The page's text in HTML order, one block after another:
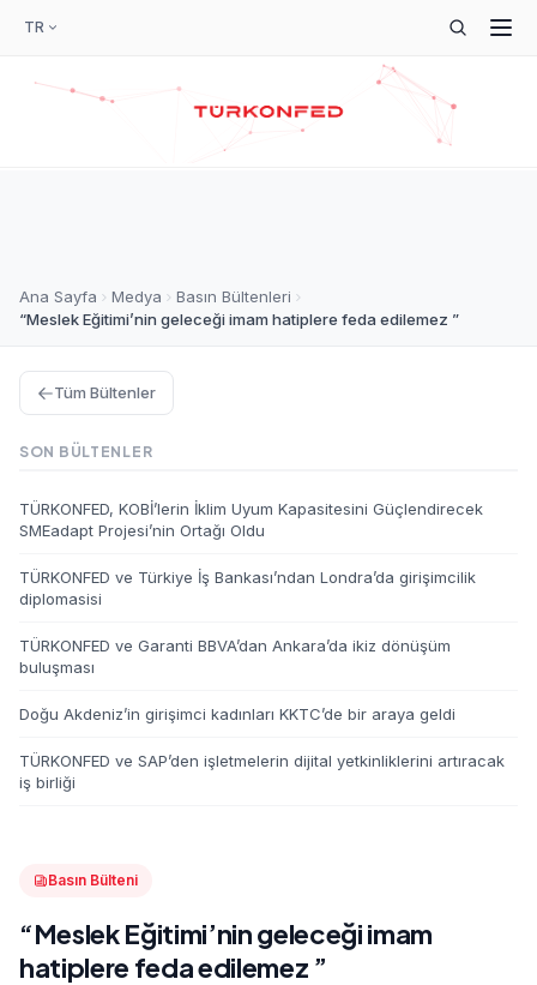
TR
Ana Sayfa Medya
Basın Bültenleri
“Meslek Eğitimi’nin geleceği imam hatiplere feda edilemez ”
Basın Bülteni
“Meslek Eğitimi’nin geleceği imam
hatiplere feda edilemez ”
Tüm Bültenler
SON BÜLTENLER
TÜRKONFED, KOBİ’lerin İklim Uyum Kapasitesini Güçlendirecek
SMEadapt Projesi’nin Ortağı Oldu
TÜRKONFED ve Türkiye İş Bankası’ndan Londra’da girişimcilik
diplomasisi
TÜRKONFED ve Garanti BBVA’dan Ankara’da ikiz dönüşüm
buluşması
Doğu Akdeniz’in girişimci kadınları KKTC’de bir araya geldi
TÜRKONFED ve SAP’den işletmelerin dijital yetkinliklerini artıracak
iş birliği